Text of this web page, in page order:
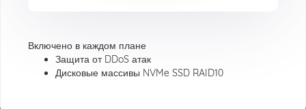
Включено в каждом плане
Защита от DDoS атак
Дисковые массивы NVMe SSD RAID10